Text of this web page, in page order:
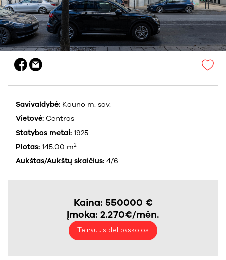
Savivaldybė: Kauno m. sav.
Vietovė: Centras
Statybos metai: 1925
Plotas: 145.00 m2
Aukštas/Aukštų skaičius: 4/6
Kaina: 550000 €
Įmoka: 2.270€/mėn.
Teirautis dėl paskolos